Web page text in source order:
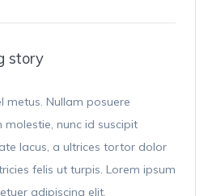
story
metus. Nullam posuere
nunc id suscipit
lacus, a ultrices tortor dolor
felis ut turpis. Lorem ipsum
adipiscing elit.